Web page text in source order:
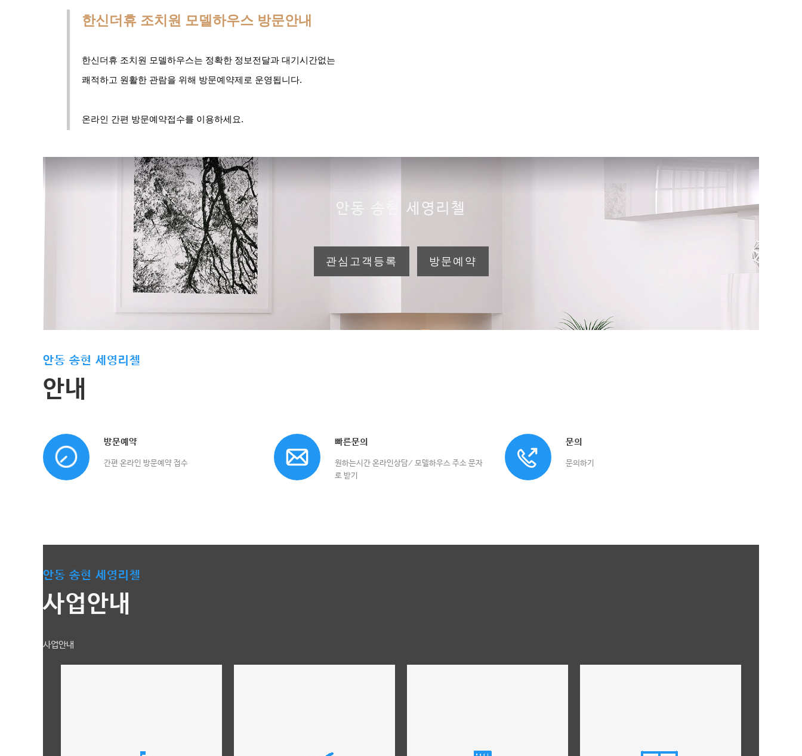
한신더휴 조치원 모델하우스 방문안내
한신더휴 조치원 모델하우스는 정확한 정보전달과 대기시간없는
쾌적하고 원활한 관람을 위해 방문예약제로 운영됩니다.
온라인 간편 방문예약접수를 이용하세요.
안동 송현 세영리첼
관심고객등록 방문예약
안동 송현 세영리첼
안내
방문예약
간편 온라인 방문예약 접수
빠른문의
원하는시간 온라인상담/ 모델하우스 주소 문자
로 받기
문의
문의하기
안동 송현 세영리첼
사업안내
사업안내